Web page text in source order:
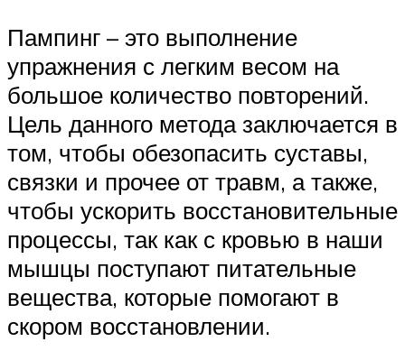
Пампинг – это выполнение
упражнения с легким весом на
большое количество повторений.
Цель данного метода заключается в
том, чтобы обезопасить суставы,
связки и прочее от травм, а также,
чтобы ускорить восстановительные
процессы, так как с кровью в наши
мышцы поступают питательные
вещества, которые помогают в
скором восстановлении.